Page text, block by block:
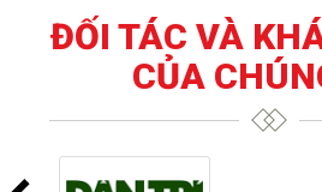
ĐỐI TÁC VÀ
CỦA